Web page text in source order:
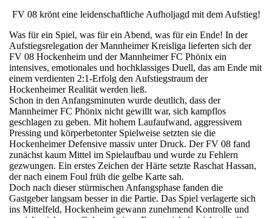
FV 08 krönt eine leidenschaftliche Aufholjagd mit dem Aufstieg!
Was für ein Spiel, was für ein Abend, was für ein Ende! In der
Aufstiegsrelegation der Mannheimer Kreisliga lieferten sich der
FV 08 Hockenheim und der Mannheimer FC Phönix ein
intensives, emotionales und hochklassiges Duell, das am Ende mit
einem verdienten 2:1-Erfolg den Aufstiegstraum der
Hockenheimer Realität werden ließ.
Schon in den Anfangsminuten wurde deutlich, dass der
Mannheimer FC Phönix nicht gewillt war, sich kampflos
geschlagen zu geben. Mit hohem Laufaufwand, aggressivem
Pressing und körperbetonter Spielweise setzten sie die
Hockenheimer Defensive massiv unter Druck. Der FV 08 fand
zunächst kaum Mittel im Spielaufbau und wurde zu Fehlern
gezwungen. Ein erstes Zeichen der Härte setzte Raschat Hassan,
der nach einem Foul früh die gelbe Karte sah.
Doch nach dieser stürmischen Anfangsphase fanden die
Gastgeber langsam besser in die Partie. Das Spiel verlagerte sich
ins Mittelfeld, Hockenheim gewann zunehmend Kontrolle und